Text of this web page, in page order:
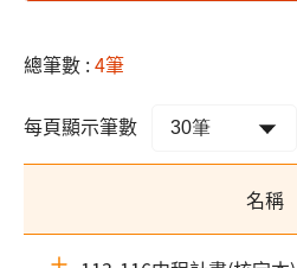
總筆數 :4筆
每頁顯示筆數
名稱